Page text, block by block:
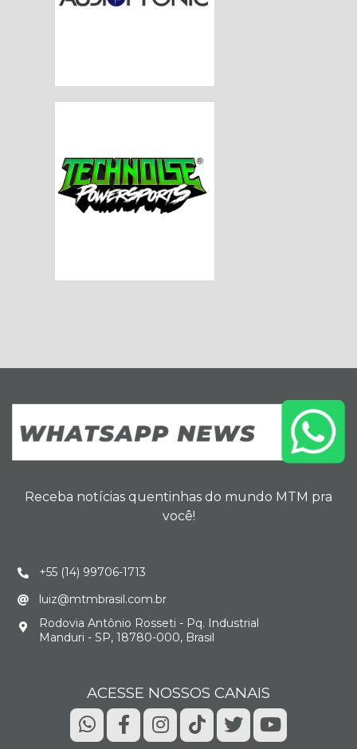
Receba notícias quentinhas do mundo MTM pra
você!
+55 (14) 99706-1713
luiz@mtmbrasil.com.br
Rodovia Antônio Rosseti - Pq. Industrial
Manduri - SP, 18780-000, Brasil
ACESSE NOSSOS CANAIS